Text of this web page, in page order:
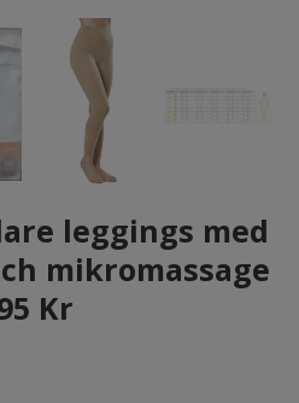
leggings med
mikromassage
Kr